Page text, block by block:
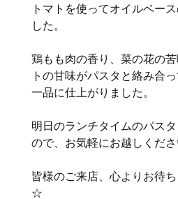
トマトを使ってオイルベー
した。
鶏もも肉の香り、菜の花の
トの甘味がパスタと絡み合
一品に仕上がりました。
明日のランチタイムのパス
ので、お気軽にお越しくだ
皆様のご来店、心よりお待
☆